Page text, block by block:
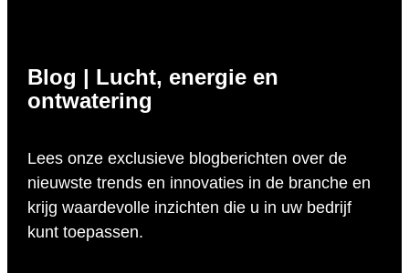
Blog | Lucht, energie en
ontwatering
Lees onze exclusieve blogberichten over de
nieuwste trends en innovaties in de branche en
krijg waardevolle inzichten die u in uw bedrijf
kunt toepassen.